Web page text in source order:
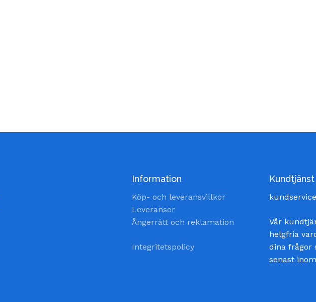
Information
Köp- och leveransvillkor
Leveranser
Ångerrätt och reklamation
Integritetspolicy
Kundtjänst
Vår
helgfria
dina frågor
senast